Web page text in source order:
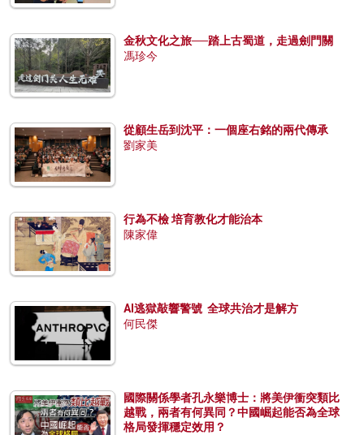
金秋文化之旅──踏上古蜀道，走過劍門關
馮珍今
從顧生岳到沈平：一個座右銘的兩代傳承
劉家美
行為不檢 培育教化才能治本
陳家偉
AI逃獄敲響警號 全球共治才是解方
何民傑
國際關係學者孔永樂博士：將美伊衝突類比
越戰，兩者有何異同？中國崛起能否為全球
格局發揮穩定效用？